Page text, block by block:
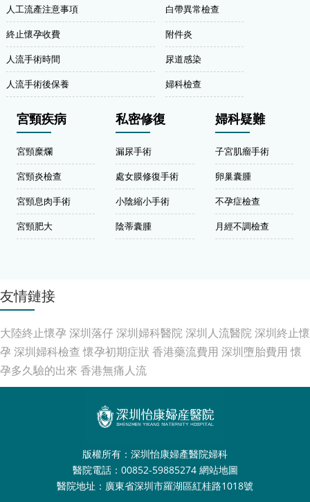
人工流產注意事項
終止懷孕收費
人流手術時間
人流手術後保養
白帶異常檢查
附件炎
尿道感染
婦科檢查
宮頸疾病
宮頸糜爛
宮頸炎檢查
宮頸息肉手術
宮頸肥大
私密修復
漏尿手術
處女膜修復手術
小陰縮小手術
陰蒂囊腫
婦科疑難
子宮肌瘤手術
卵巢囊腫
不孕症檢查
月經不調檢查
友情鏈接
大陸終止懷孕 深圳落仔深圳婦科醫院深圳人流醫院深圳終止懷
孕 深圳婦科檢查 懷孕初期症狀 香港藥流費用 深圳墮胎費用 懷
孕多久驗的出來 香港無痛人流
版權所有：深圳怡康婦產醫院婦科
醫院電話：00852-59885274 網站地圖
醫院地址：廣東省深圳市羅湖區紅桂路1018號